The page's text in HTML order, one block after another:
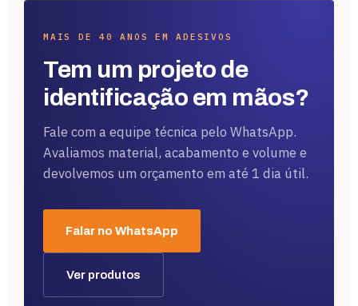
MAIS DE 40 ANOS EM ADESIVOS
Tem um projeto de
identificação em mãos?
Fale com a equipe técnica pelo WhatsApp.
Avaliamos material, acabamento e volume e
devolvemos um orçamento em até 1 dia útil.
Falar no WhatsApp
Ver produtos